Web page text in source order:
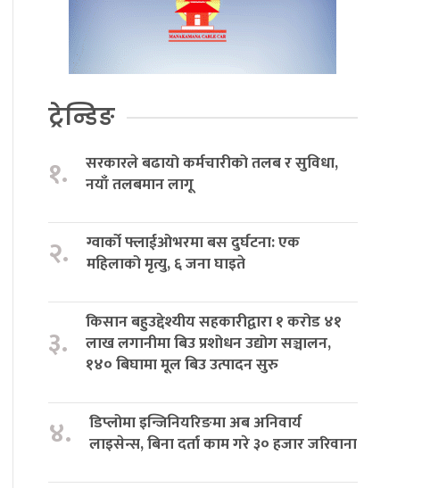
ट्रेन्डिङ
१.
सरकारले बढायो कर्मचारीको तलब र सुविधा,
नयाँ तलबमान लागू
२.
ग्वार्को फ्लाईओभरमा बस दुर्घटना: एक
महिलाको मृत्यु, ६ जना घाइते
३.
किसान बहुउद्देश्यीय सहकारीद्वारा १ करोड ४१
लाख लगानीमा बिउ प्रशोधन उद्योग सञ्चालन,
१४० बिघामा मूल बिउ उत्पादन सुरु
४.
डिप्लोमा इन्जिनियरिङमा अब अनिवार्य
लाइसेन्स, बिना दर्ता काम गरे ३० हजार जरिवाना